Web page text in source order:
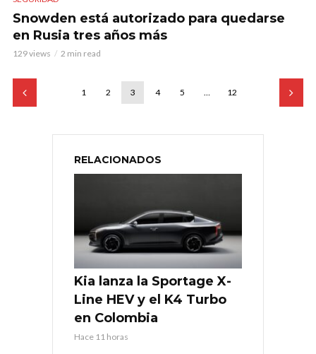
Snowden está autorizado para quedarse
en Rusia tres años más
129 views 2 min read
1 2 3 4 5 … 12
RELACIONADOS
Kia lanza la Sportage X-
Line HEV y el K4 Turbo
en Colombia
Hace 11 horas